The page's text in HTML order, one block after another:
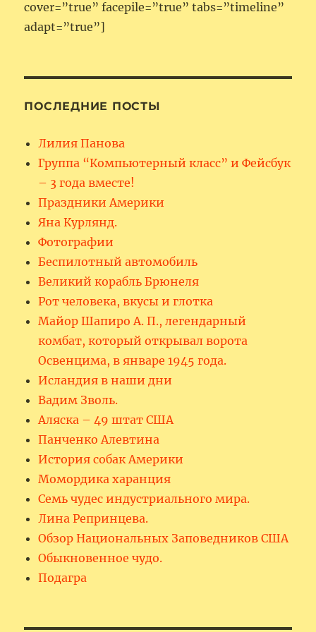
cover=”true” facepile=”true” tabs=”timeline”
adapt=”true”]
ПОСЛЕДНИЕ ПОСТЫ
Лилия Панова
Группа “Компьютерный класс” и Фейсбук
– 3 года вместе!
Праздники Америки
Яна Курлянд.
Фотографии
Беспилотный автомобиль
Великий корабль Брюнеля
Рот человека, вкусы и глотка
Майор Шапиро А. П., легендарный
комбат, который открывал ворота
Освенцима, в январе 1945 года.
Исландия в наши дни
Вадим Зволь.
Аляска – 49 штат США
Панченко Алевтина
История собак Америки
Момордика харанция
Семь чудес индустриального мира.
Лина Репринцева.
Обзор Национальных Заповедников США
Обыкновенное чудо.
Подагра